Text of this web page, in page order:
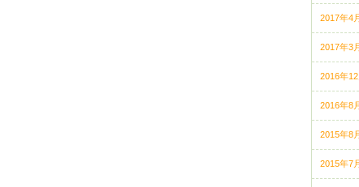
2017年4月
2017年3月
2016年12
2016年8月
2015年8月
2015年7月